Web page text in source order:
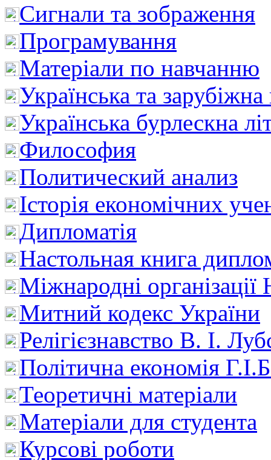
Сигнали та зображення
Програмування
Матеріали по навчанню
Українська та зарубіжна
Українська бурлескна
Философия
Политический анализ
Історія економічних
Дипломатія
Настольная книга
Міжнародні
Митний кодекс України
Релігієзнавство В. І.
Політична економія
Теоретичні матеріали
Матеріали для студента
Курсові роботи